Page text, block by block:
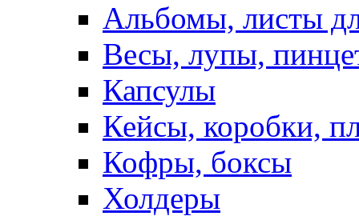
Альбомы, листы
Весы, лупы,
Капсулы
Кейсы, коробки,
Кофры, боксы
Холдеры